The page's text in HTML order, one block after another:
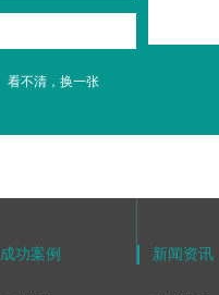
看不清，换一张
成功案例 新闻资讯